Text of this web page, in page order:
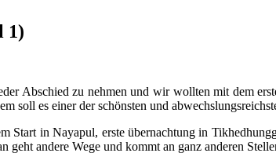
1)
Abschied zu nehmen und wir wollten mit dem
soll es einer der schönsten und
Start in Nayapul, erste übernachtung in
geht andere Wege und kommt an ganz anderen